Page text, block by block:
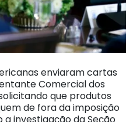
enviaram cartas
Comercial dos
que produtos
de fora da imposição
investigação da Seção